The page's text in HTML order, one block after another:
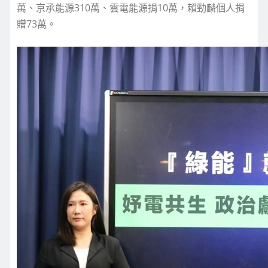
萬、京承能源310萬、雲電能源捐10萬，賴勁麟個人捐
贈73萬。